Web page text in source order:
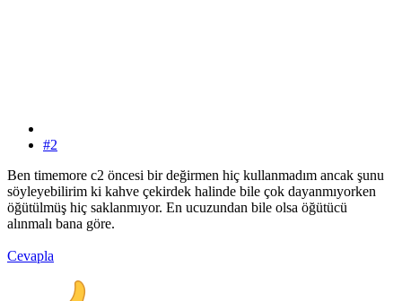
#2
Ben timemore c2 öncesi bir değirmen hiç kullanmadım ancak şunu
söyleyebilirim ki kahve çekirdek halinde bile çok dayanmıyorken
öğütülmüş hiç saklanmıyor. En ucuzundan bile olsa öğütücü
alınmalı bana göre.
Cevapla